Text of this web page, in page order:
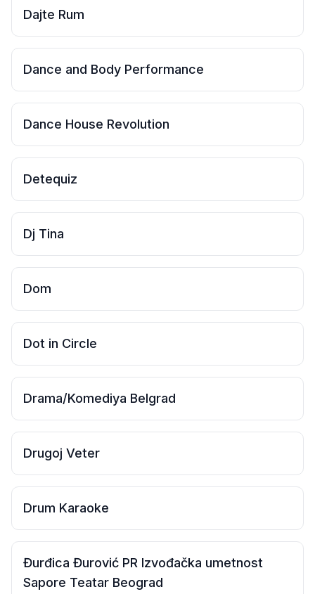
Dajte Rum
Dance and Body Performance
Dance House Revolution
Detequiz
Dj Tina
Dom
Dot in Circle
Drama/Komediya Belgrad
Drugoj Veter
Drum Karaoke
Đurđica Đurović PR Izvođačka umetnost
Sapore Teatar Beograd